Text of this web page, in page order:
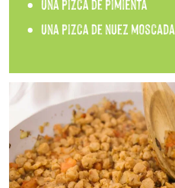
Una pizca de pimienta
Una pizca de nuez moscada